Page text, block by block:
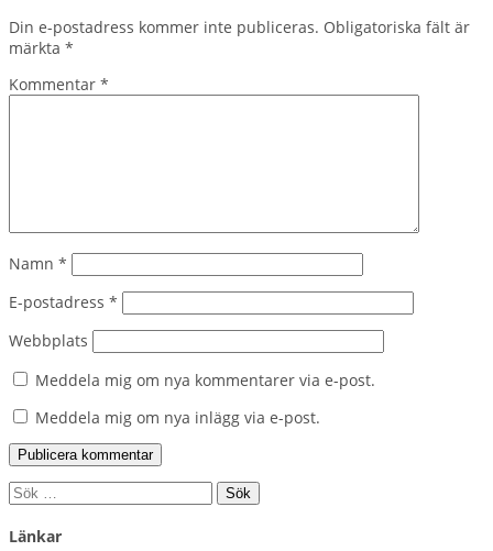
Din e-postadress kommer inte publiceras. Obligatoriska fält är
märkta *
Kommentar *
Namn *
E-postadress *
Webbplats
Meddela mig om nya kommentarer via e-post.
Meddela mig om nya inlägg via e-post.
Sök
Länkar